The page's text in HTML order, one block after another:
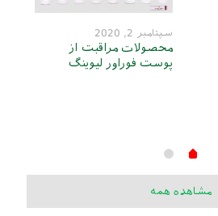
سپتامبر 2, 2020
محصولات مراقبت از
پوست فوراور لیوینگ
مشاهده همه